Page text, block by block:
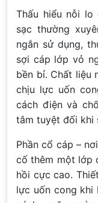
Thấu hiểu nỗi
sạc thường
ngắn sử dụng,
sợi cáp lớp vỏ
bền bỉ. Chất liệu
chịu lực uốn
cách điện và
tâm tuyệt đối khi
Phần cổ cáp –
cố thêm một lớp
hồi cực cao.
lực uốn cong khi